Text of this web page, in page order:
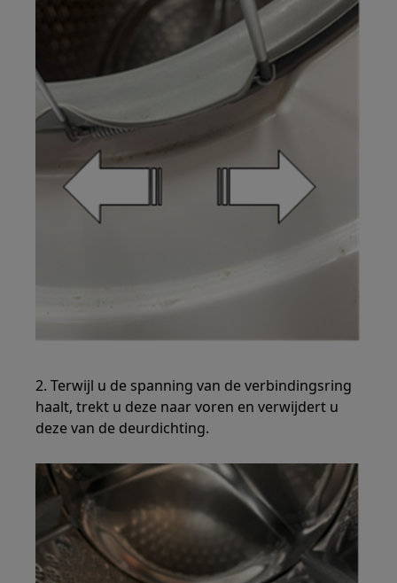
2. Terwijl u de spanning van de verbindingsring
haalt, trekt u deze naar voren en verwijdert u
deze van de deurdichting.